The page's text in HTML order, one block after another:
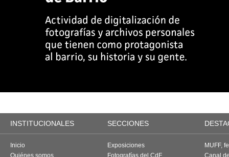
INSTITUCIONALES SECCIONES
Inicio
Quiénes somos
Exposiciones
Fotografías del CdF
MUFF,
Canal